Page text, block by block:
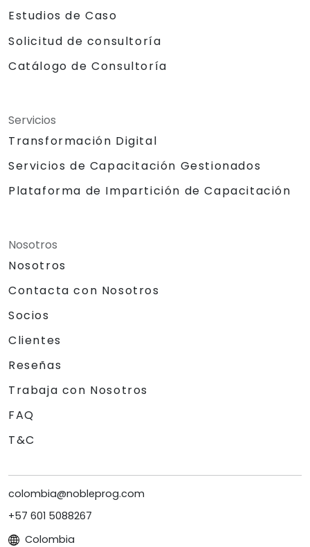
Estudios de Caso
Solicitud de consultoría
Catálogo de Consultoría
Servicios
Transformación Digital
Servicios de Capacitación Gestionados
Plataforma de Impartición de Capacitación
Nosotros
Nosotros
Contacta con Nosotros
Socios
Clientes
Reseñas
Trabaja con Nosotros
FAQ
T&C
colombia@nobleprog.com
+57 601 5088267
Colombia